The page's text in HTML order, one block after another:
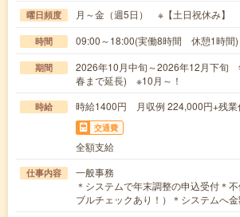
曜日頻度 月～金（週5日） ※【土日祝休み】
時間 09:00～18:00(実働8時間 休憩1時間)
期間
2026年10月中旬～2026年12月下旬
春まで延長) ※10月～！
時給 時給1400円 月収例 224,000円+残業
交通費
全額支給
仕事内容
一般事務
＊システムで年末調整の申込受付＊
ブルチェックあり！）＊システムへ